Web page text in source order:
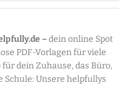
–dein online Spot
PDF-Vorlagen für viele
dein Zuhause, das Büro,
Schule: Unsere helpfullys